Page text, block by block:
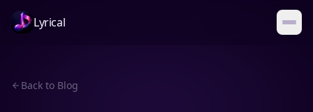
Lyrical
Back to Blog